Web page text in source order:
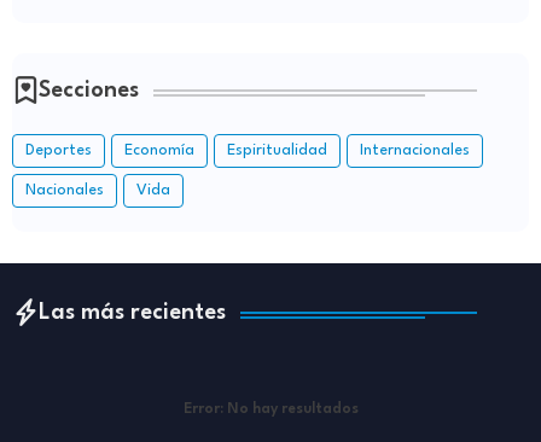
Secciones
Deportes Economía Espiritualidad Internacionales
Nacionales Vida
Las más recientes
Error: No hay resultados